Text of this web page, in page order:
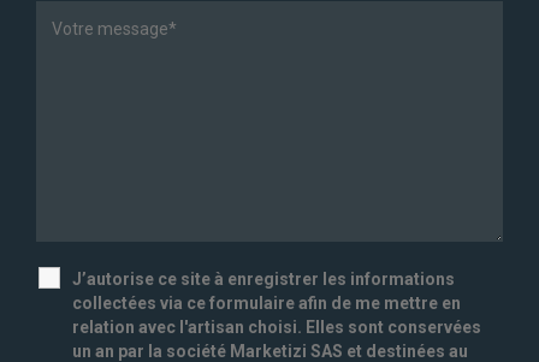
J’autorise ce site à enregistrer les informations
collectées via ce formulaire afin de me mettre en
relation avec l'artisan choisi. Elles sont conservées
un an par la société Marketizi SAS et destinées au